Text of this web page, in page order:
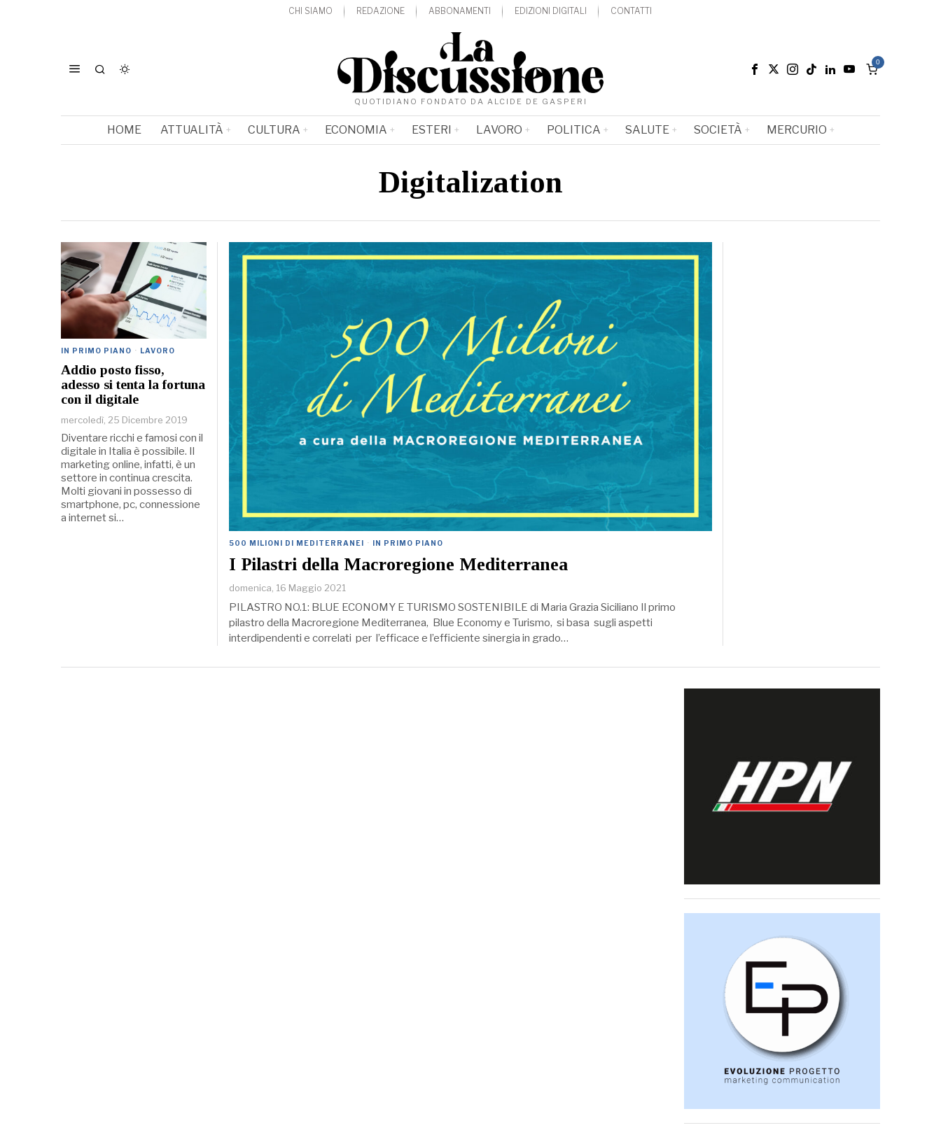
CHI SIAMO REDAZIONE ABBONAMENTI EDIZIONI DIGITALI CONTATTI
QUOTIDIANO FONDATO DA ALCIDE DE GASPERI
0
HOME ATTUALITÀ CULTURA ECONOMIA ESTERI LAVORO POLITICA SALUTE SOCIETÀ MERCURIO
Digitalization
500 MILIONI DI MEDITERRANEI · IN PRIMO PIANO
I Pilastri della Macroregione Mediterranea
domenica, 16 Maggio 2021
PILASTRO NO.1: BLUE ECONOMY E TURISMO SOSTENIBILE di Maria Grazia Siciliano Il primo
pilastro della Macroregione Mediterranea, Blue Economy e Turismo, si basa sugli aspetti
interdipendenti e correlati per l’efficace e l’efficiente sinergia in grado…
IN PRIMO PIANO · LAVORO
Addio posto fisso,
adesso si tenta la fortuna
con il digitale
mercoledì, 25 Dicembre 2019
Diventare ricchi e famosi con il
digitale in Italia è possibile. Il
marketing online, infatti, è un
settore in continua crescita.
Molti giovani in possesso di
smartphone, pc, connessione
a internet si…